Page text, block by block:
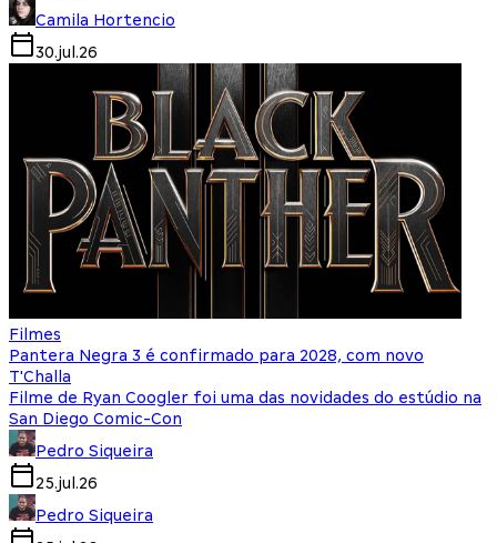
Camila Hortencio
30.jul.26
Filmes
Pantera Negra 3 é confirmado para 2028, com novo
T'Challa
Filme de Ryan Coogler foi uma das novidades do estúdio na
San Diego Comic-Con
Pedro Siqueira
25.jul.26
Pedro Siqueira